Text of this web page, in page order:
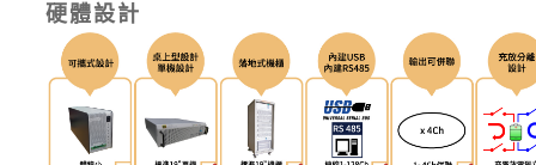
硬體設計